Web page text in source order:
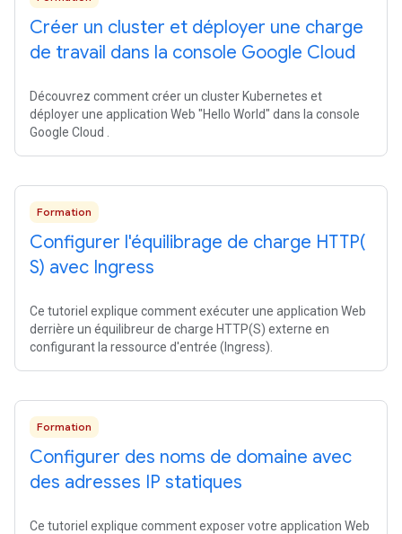
Créer un cluster et déployer une charge
de travail dans la console Google Cloud
Découvrez comment créer un cluster Kubernetes et
déployer une application Web "Hello World" dans la console
Google Cloud .
Formation
Configurer l'équilibrage de charge HTTP(
S) avec Ingress
Ce tutoriel explique comment exécuter une application Web
derrière un équilibreur de charge HTTP(S) externe en
configurant la ressource d'entrée (Ingress).
Formation
Configurer des noms de domaine avec
des adresses IP statiques
Ce tutoriel explique comment exposer votre application Web